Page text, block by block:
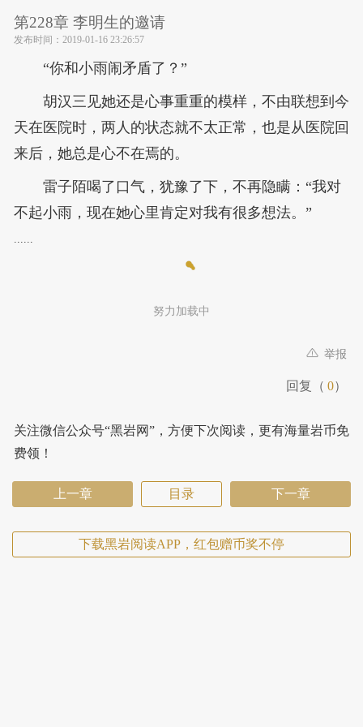
第228章 李明生的邀请
发布时间： 2019-01-16 23:26:57
“你和小雨闹矛盾了？”
胡汉三见她还是心事重重的模样，不由联想到今
天在医院时，两人的状态就不太正常，也是从医院回
来后，她总是心不在焉的。
雷子陌喝了口气，犹豫了下，不再隐瞒：“我对
不起小雨，现在她心里肯定对我有很多想法。”
......
努力加载中
举报
回复（ 0）
关注微信公众号“黑岩网”，方便下次阅读，更有海量岩币免
费领！
上一章 目录 下一章
下载黑岩阅读APP，红包赠币奖不停